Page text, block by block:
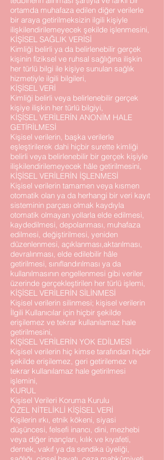
ortamda muhafaza edilen diğer verilerle
bir araya getirilmeksizin ilgili kişiyle
ilişkilendirilemeyecek şekilde işlenmesini,
KİŞİSEL SAĞLIK VERİSİ
Kimliği belirli ya da belirlenebilir gerçek
kişinin fiziksel ve ruhsal sağlığına ilişkin
her türlü bilgi ile kişiye sunulan sağlık
hizmetiyle ilgili bilgileri,
KİŞİSEL VERİ
Kimliği belirli veya belirlenebilir gerçek
kişiye ilişkin her türlü bilgiyi,
KİŞİSEL VERİLERİN ANONİM HALE
GETİRİLMESİ
Kişisel verilerin, başka verilerle
eşleştirilerek dahi hiçbir surette kimliği
belirli veya belirlenebilir bir gerçek kişiyle
ilişkilendirilemeyecek hâle getirilmesini,
KİŞİSEL VERİLERİN İŞLENMESİ
Kişisel verilerin tamamen veya kısmen
otomatik olan ya da herhangi bir veri kayıt
sisteminin parçası olmak kaydıyla
otomatik olmayan yollarla elde edilmesi,
kaydedilmesi, depolanması, muhafaza
edilmesi, değiştirilmesi, yeniden
düzenlenmesi, açıklanması,aktarılması,
devralınması, elde edilebilir hâle
getirilmesi, sınıflandırılması ya da
kullanılmasının engellenmesi gibi veriler
üzerinde gerçekleştirilen her türlü işlemi,
KİŞİSEL VERİLERİN SİLİNMESİ
Kişisel verilerin silinmesi; kişisel verilerin
İlgili Kullanıcılar için hiçbir şekilde
erişilemez ve tekrar kullanılamaz hale
getirilmesini,
KİŞİSEL VERİLERİN YOK EDİLMESİ
Kişisel verilerin hiç kimse tarafından hiçbir
şekilde erişilemez, geri getirilemez ve
tekrar kullanılamaz hale getirilmesi
işlemini,
KURUL
Kişisel Verileri Koruma Kurulu
ÖZEL NİTELİKLİ KİŞİSEL VERİ
Kişilerin ırkı, etnik kökeni, siyasi
düşüncesi, felsefi inancı, dini, mezhebi
veya diğer inançları, kılık ve kıyafeti,
dernek, vakıf ya da sendika üyeliği,